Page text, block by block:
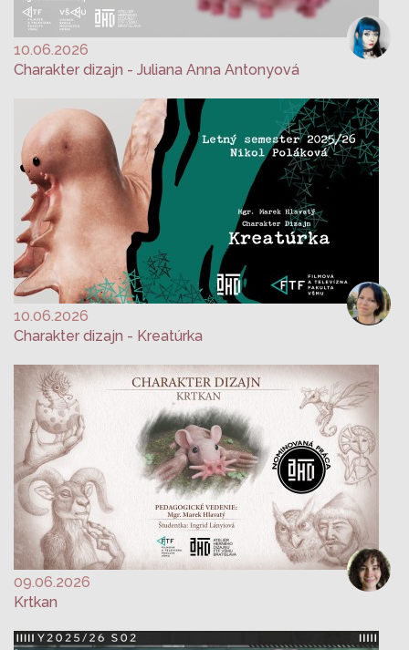
10.06.2026
Charakter dizajn - Juliana Anna Antonyová
10.06.2026
Charakter dizajn - Kreatúrka
09.06.2026
Krtkan